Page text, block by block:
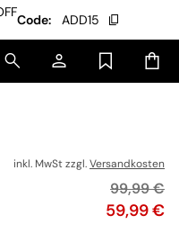
Code: ADD15
inkl. MwSt zzgl.Versandkosten
Preis
59,99 €
99,99 €